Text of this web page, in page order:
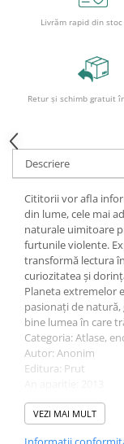
Compasuri
Socotitori și
Ghiozdane și
Ghiozdane pentru
Penare
Penare echipate
Penare neechipate
Penare tip etui
Acuarele și
Acuarele școlare și
Pensule școlare
Pahare și palete
Cărți pentru copii
Cărți de colorat
Livrăm rapid din
Retur și schimb gratuit
Descriere
Cititorii vor afla
din lume, cele mai
naturale uimitoare
furtunile violente.
transformă lectura
curiozitatea și
Planeta extremelor
pasionați de natură,
bine lumea în care
Categoria: Atlase,
Autor: Anonim
Editura: Prut
Tip copertă: Cartonată
Număr pagini: 48
VEZI MAI MULT